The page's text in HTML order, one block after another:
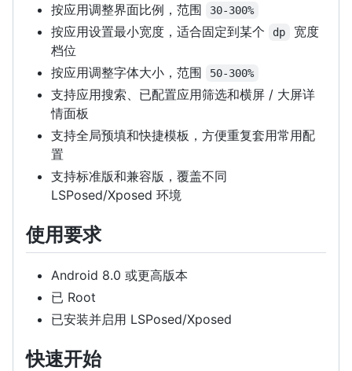
按应用调整界面比例，范围 30-300%
按应用设置最小宽度，适合固定到某个 dp
宽度
档位
按应用调整字体大小，范围
50-300%
支持应用搜索、已配置应用筛选和横屏 / 大屏详
情面板
支持全局预填和快捷模板，方便重复套用常用配
置
支持标准版和兼容版，覆盖不同
LSPosed/Xposed 环境
使用要求
Android 8.0 或更高版本
已 Root
已安装并启用 LSPosed/Xposed
快速开始